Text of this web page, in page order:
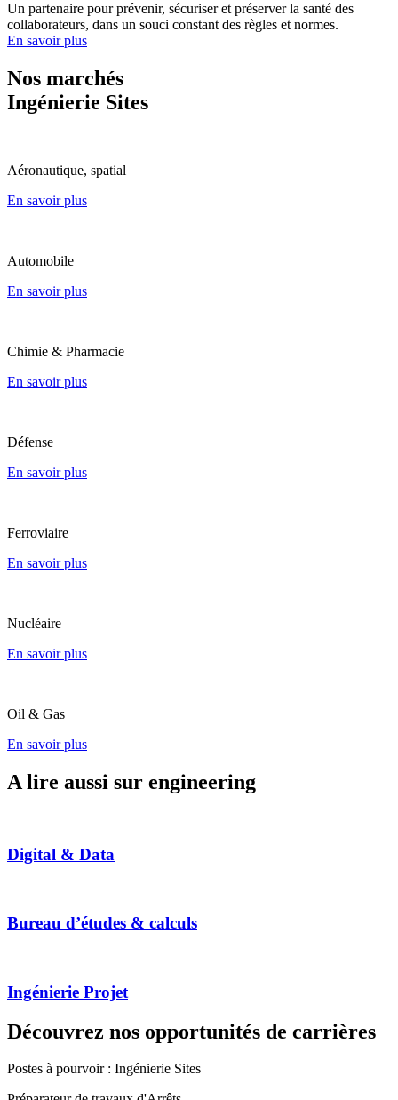
Un partenaire pour prévenir, sécuriser et préserver la santé des
collaborateurs, dans un souci constant des règles et normes.
En savoir plus
Nos marchés
Ingénierie Sites
Aéronautique, spatial
En savoir plus
Automobile
En savoir plus
Chimie & Pharmacie
En savoir plus
Défense
En savoir plus
Ferroviaire
En savoir plus
Nucléaire
En savoir plus
Oil & Gas
En savoir plus
A lire aussi sur engineering
Digital & Data
Bureau d’études & calculs
Ingénierie Projet
Découvrez nos opportunités de carrières
Postes à pourvoir : Ingénierie Sites